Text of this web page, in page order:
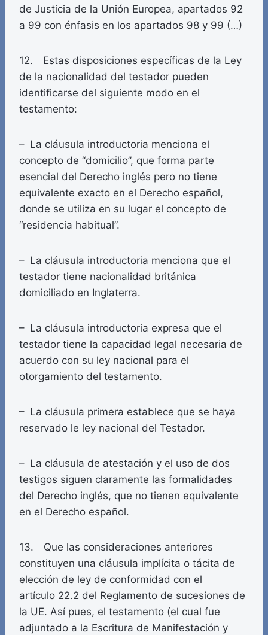
de Justicia de la Unión Europea, apartados 92
a 99 con énfasis en los apartados 98 y 99 (…)
12. Estas disposiciones específicas de la Ley
de la nacionalidad del testador pueden
identificarse del siguiente modo en el
testamento:
– La cláusula introductoria menciona el
concepto de “domicilio”, que forma parte
esencial del Derecho inglés pero no tiene
equivalente exacto en el Derecho español,
donde se utiliza en su lugar el concepto de
“residencia habitual”.
– La cláusula introductoria menciona que el
testador tiene nacionalidad británica
domiciliado en Inglaterra.
– La cláusula introductoria expresa que el
testador tiene la capacidad legal necesaria de
acuerdo con su ley nacional para el
otorgamiento del testamento.
– La cláusula primera establece que se haya
reservado le ley nacional del Testador.
– La cláusula de atestación y el uso de dos
testigos siguen claramente las formalidades
del Derecho inglés, que no tienen equivalente
en el Derecho español.
13. Que las consideraciones anteriores
constituyen una cláusula implícita o tácita de
elección de ley de conformidad con el
artículo 22.2 del Reglamento de sucesiones de
la UE. Así pues, el testamento (el cual fue
adjuntado a la Escritura de Manifestación y